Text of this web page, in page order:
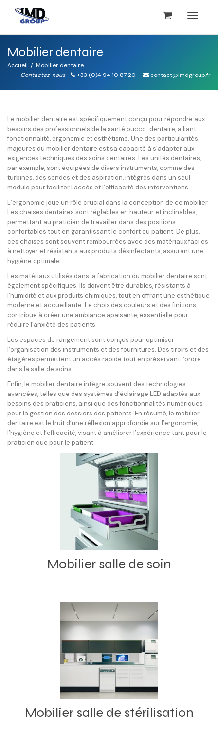
Mobilier dentaire
Accueil
Mobilier dentaire
Contactez-nous
+33 (0)4 94 10 87 20 contact@imdgroup.fr
Le mobilier dentaire est spécifiquement conçu pour répondre aux
besoins des professionnels de la santé bucco-dentaire, alliant
fonctionnalité, ergonomie et esthétisme. Une des particularités
majeures du mobilier dentaire est sa capacité à s’adapter aux
exigences techniques des soins dentaires. Les unités dentaires,
par exemple, sont équipées de divers instruments, comme des
turbines, des sondes et des aspiration, intégrés dans un seul
module pour faciliter l’accès et l’efficacité des interventions.
L’ergonomie joue un rôle crucial dans la conception de ce mobilier.
Les chaises dentaires sont réglables en hauteur et inclinables,
permettant au praticien de travailler dans des positions
confortables tout en garantissant le confort du patient. De plus,
ces chaises sont souvent rembourrées avec des matériaux faciles
à nettoyer et résistants aux produits désinfectants, assurant une
hygiène optimale.
Les matériaux utilisés dans la fabrication du mobilier dentaire sont
également spécifiques. Ils doivent être durables, résistants à
l’humidité et aux produits chimiques, tout en offrant une esthétique
moderne et accueillante. Le choix des couleurs et des finitions
contribue à créer une ambiance apaisante, essentielle pour
réduire l’anxiété des patients.
Les espaces de rangement sont conçus pour optimiser
l’organisation des instruments et des fournitures. Des tiroirs et des
étagères permettent un accès rapide tout en préservant l’ordre
dans la salle de soins.
Enfin, le mobilier dentaire intègre souvent des technologies
avancées, telles que des systèmes d’éclairage LED adaptés aux
besoins des praticiens, ainsi que des fonctionnalités numériques
pour la gestion des dossiers des patients. En résumé, le mobilier
dentaire est le fruit d’une réflexion approfondie sur l’ergonomie,
l’hygiène et l’efficacité, visant à améliorer l’expérience tant pour le
praticien que pour le patient.
Mobilier salle de soin
Mobilier salle de stérilisation